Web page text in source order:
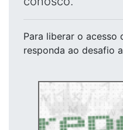
Para liberar o acesso
responda ao desafio